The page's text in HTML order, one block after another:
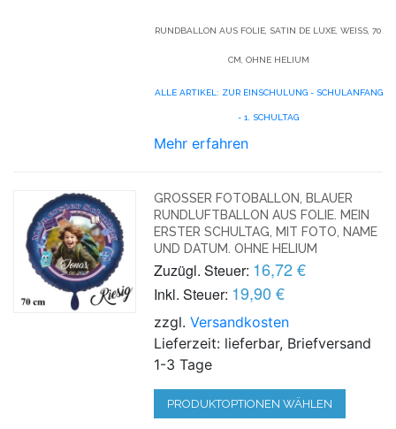
RUNDBALLON AUS FOLIE, SATIN DE LUXE, WEISS, 70 C
M, OHNE HELIUM
ALLE ARTIKEL: ZUR EINSCHULUNG - SCHULANFANG
- 1. SCHULTAG
Mehr erfahren
GROSSER FOTOBALLON, BLAUER R
UNDLUFTBALLON AUS FOLIE. MEIN E
RSTER SCHULTAG, MIT FOTO, NAME U
ND DATUM. OHNE HELIUM
Zuzügl. Steuer: 16,72 €
Inkl. Steuer: 19,90 €
zzgl.Versandkosten
Lieferzeit: lieferbar, Briefversand
1-3 Tage
PRODUKTOPTIONEN WÄHLEN